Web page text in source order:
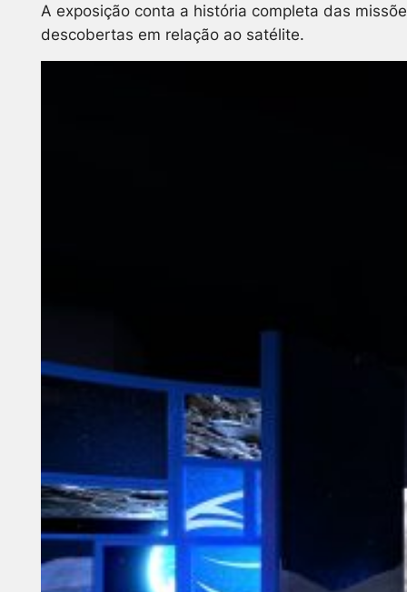
A exposição conta a história completa das
descobertas em relação ao satélite.